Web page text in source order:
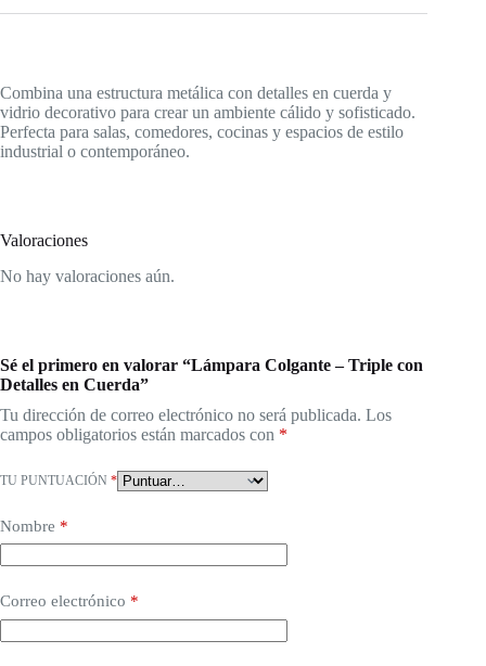
Combina una estructura metálica con detalles en cuerda y
vidrio decorativo para crear un ambiente cálido y sofisticado.
Perfecta para salas, comedores, cocinas y espacios de estilo
industrial o contemporáneo.
Valoraciones
No hay valoraciones aún.
Sé el primero en valorar “Lámpara Colgante – Triple con
Detalles en Cuerda”
Tu dirección de correo electrónico no será publicada. Los
campos obligatorios están marcados con *
TU PUNTUACIÓN *
Nombre *
Correo electrónico *